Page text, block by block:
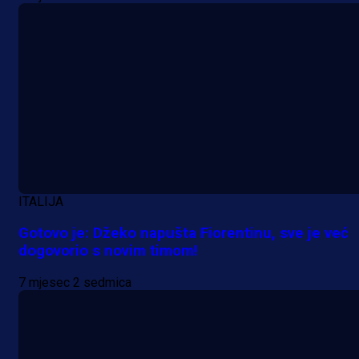
ITALIJA
Gotovo je: Džeko napušta Fiorentinu, sve je već
dogovorio s novim timom!
7 mjesec 2 sedmica